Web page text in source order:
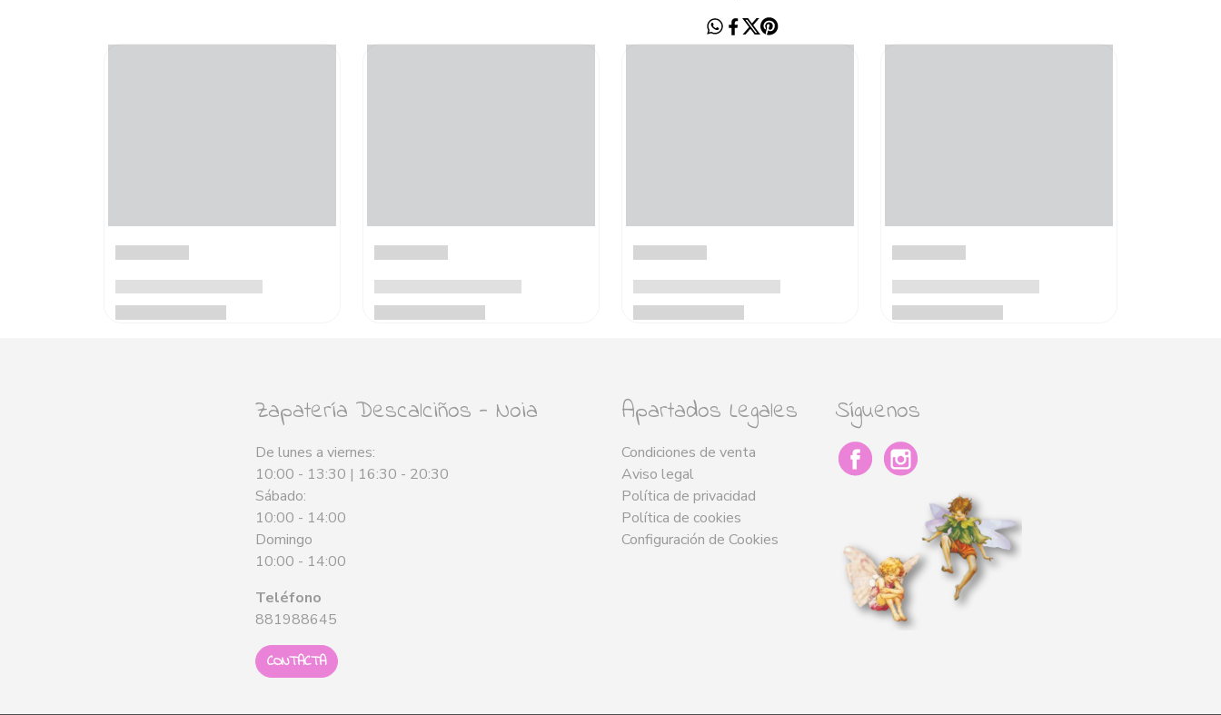
Zapatería Descalciños - Noia
De lunes a viernes:
10:00 - 13:30 | 16:30 - 20:30
Sábado:
10:00 - 14:00
Domingo
10:00 - 14:00
Teléfono
881988645
CONTACTA
Apartados Legales
Condiciones de venta
Aviso legal
Política de privacidad
Política de cookies
Configuración de Cookies
Síguenos